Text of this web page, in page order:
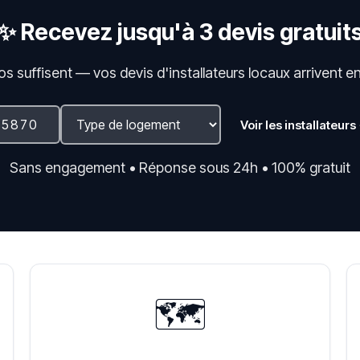
Recevez jusqu'à 3 devis
suffisent — vos devis d'installateurs locaux arrivent
Voir les
Sans engagement • Réponse sous 24h • 100% gratuit
🗺️